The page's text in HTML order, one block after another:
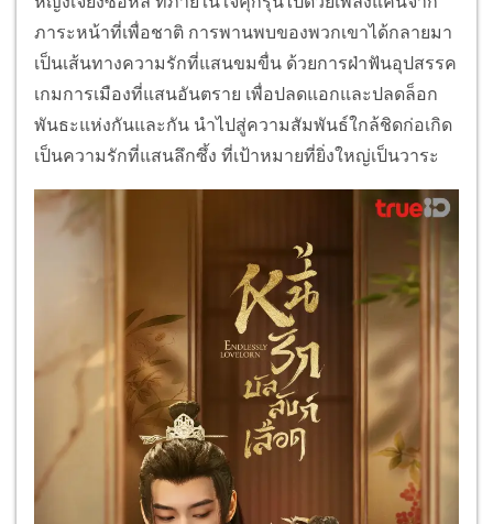
ภาระหน้าที่เพื่อชาติ การพานพบของพวกเขาได้กลายมา
เป็นเส้นทางความรักที่แสนขมขื่น ด้วยการฝ่าฟันอุปสรรค
เกมการเมืองที่แสนอันตราย เพื่อปลดแอกและปลดล็อก
พันธะแห่งกันและกัน นำไปสู่ความสัมพันธ์ใกล้ชิดก่อเกิด
เป็นความรักที่แสนลึกซึ้ง ที่เป้าหมายที่ยิ่งใหญ่เป็นวาระ